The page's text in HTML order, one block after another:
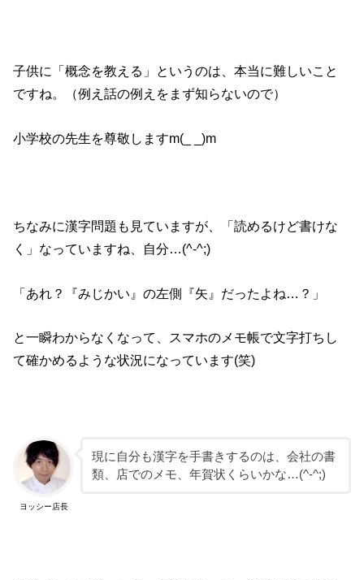
子供に「概念を教える」というのは、本当に難しいこと
ですね。（例え話の例えをまず知らないので）
小学校の先生を尊敬しますm(_ _)m
ちなみに漢字問題も見ていますが、「読めるけど書けな
く」なっていますね、自分…(^-^;)
「あれ？『みじかい』の左側『矢』だったよね…？」
と一瞬わからなくなって、スマホのメモ帳で文字打ちし
て確かめるような状況になっています(笑)
ヨッシー店長
現に自分も漢字を手書きするのは、会社の書
類、店でのメモ、年賀状くらいかな…(^-^;)